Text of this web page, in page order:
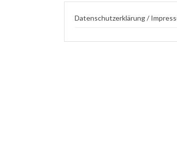
Datenschutzerklärung /